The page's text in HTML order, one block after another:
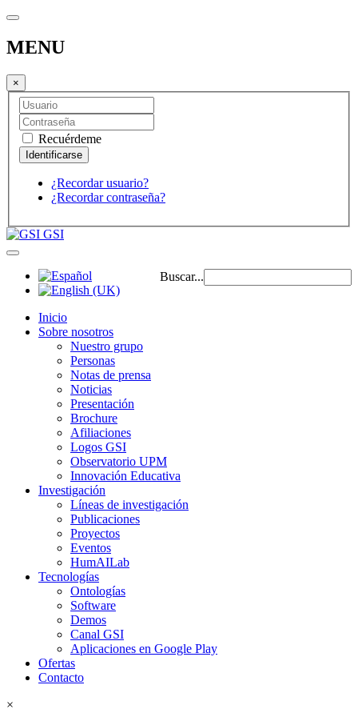
MENU
×
Recuérdeme
¿Recordar usuario?
¿Recordar contraseña?
GSI
Buscar...
Inicio
Sobre nosotros
Nuestro grupo
Personas
Notas de prensa
Noticias
Presentación
Brochure
Afiliaciones
Logos GSI
Observatorio UPM
Innovación Educativa
Investigación
Líneas de investigación
Publicaciones
Proyectos
Eventos
HumAILab
Tecnologías
Ontologías
Software
Demos
Canal GSI
Aplicaciones en Google Play
Ofertas
Contacto
×